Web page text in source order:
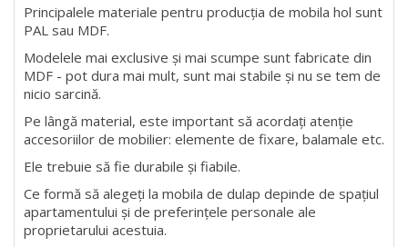
Principalele materiale pentru producția de mobila hol sunt
PAL sau MDF.
Modelele mai exclusive și mai scumpe sunt fabricate din
MDF - pot dura mai mult, sunt mai stabile și nu se tem de
nicio sarcină.
Pe lângă material, este important să acordați atenție
accesoriilor de mobilier: elemente de fixare, balamale etc.
Ele trebuie să fie durabile și fiabile.
Ce formă să alegeți la mobila de dulap depinde de spațiul
apartamentului și de preferințele personale ale
proprietarului acestuia.